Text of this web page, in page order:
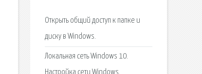
Открыть общий доступ к папке и
диску в Windows.
Локальная сеть Windows 10.